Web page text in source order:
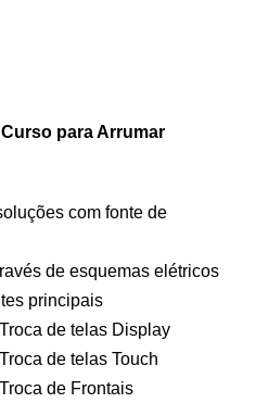
para Arrumar
com fonte de
de esquemas elétricos
principais
de telas Display
de telas Touch
de Frontais